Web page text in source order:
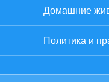
Домашние
Политика и